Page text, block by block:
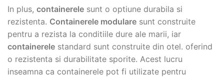
In plus, containerele sunt o optiune durabila si
rezistenta. Containerele modulare sunt construite
pentru a rezista la conditiile dure ale marii, iar
containerele standard sunt construite din otel. oferind
o rezistenta si durabilitate sporite. Acest lucru
inseamna ca containerele pot fi utilizate pentru